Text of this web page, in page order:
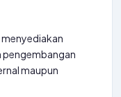
menyediakan
pengembangan
maupun